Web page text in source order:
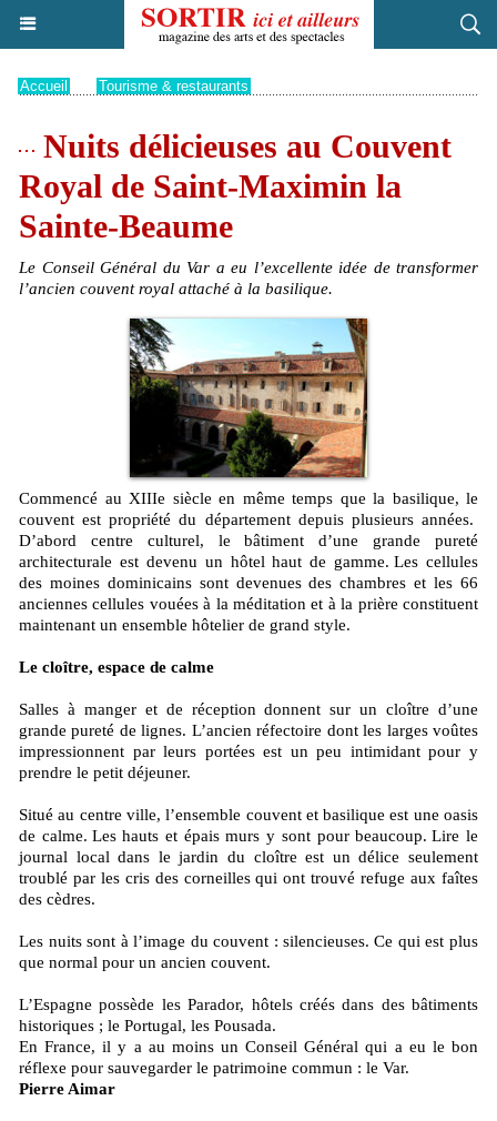
Accueil Tourisme & restaurants
Nuits délicieuses au Couvent
Royal de Saint-Maximin la
Sainte-Beaume
Le Conseil Général du Var a eu l’excellente idée de transformer
l’ancien couvent royal attaché à la basilique.
Commencé au XIIIe siècle en même temps que la basilique, le
couvent est propriété du département depuis plusieurs années.
D’abord centre culturel, le bâtiment d’une grande pureté
architecturale est devenu un hôtel haut de gamme. Les cellules
des moines dominicains sont devenues des chambres et les 66
anciennes cellules vouées à la méditation et à la prière constituent
maintenant un ensemble hôtelier de grand style.
Le cloître, espace de calme
Salles à manger et de réception donnent sur un cloître d’une
grande pureté de lignes. L’ancien réfectoire dont les larges voûtes
impressionnent par leurs portées est un peu intimidant pour y
prendre le petit déjeuner.
Situé au centre ville, l’ensemble couvent et basilique est une oasis
de calme. Les hauts et épais murs y sont pour beaucoup. Lire le
journal local dans le jardin du cloître est un délice seulement
troublé par les cris des corneilles qui ont trouvé refuge aux faîtes
des cèdres.
Les nuits sont à l’image du couvent : silencieuses. Ce qui est plus
que normal pour un ancien couvent.
L’Espagne possède les Parador, hôtels créés dans des bâtiments
historiques ; le Portugal, les Pousada.
En France, il y a au moins un Conseil Général qui a eu le bon
réflexe pour sauvegarder le patrimoine commun : le Var.
Pierre Aimar